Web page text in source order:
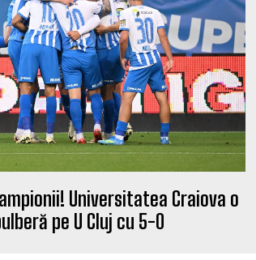
Universitatea Craiova o
pe U Cluj cu 5-0